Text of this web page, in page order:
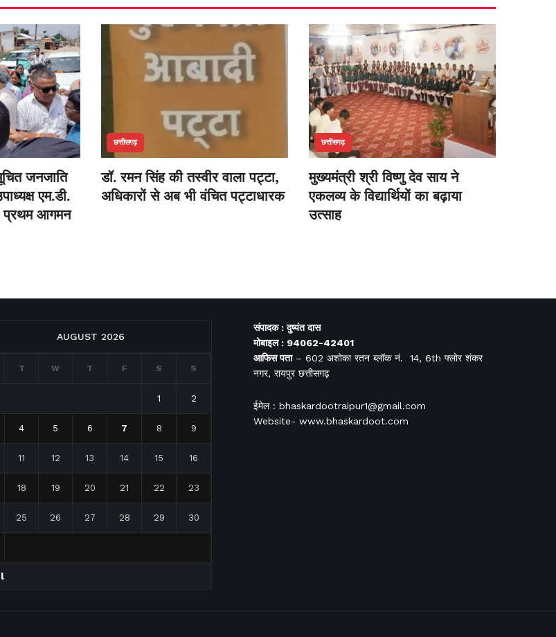
जनजाति
एम.डी.
प्रथम आगमन
छत्तीसगढ़
डॉ. रमन सिंह की तस्वीर वाला पट्टा,
अधिकारों से अब भी वंचित पट्टाधारक
छत्तीसगढ़
मुख्यमंत्री श्री विष्णु देव साय ने
एकलव्य के विद्यार्थियों का बढ़ाया
उत्साह
AUGUST 2026
T W T F S S
1 2
4 5 6 7 8 9
11 12 13 14 15 16
18 19 20 21 22 23
25 26 27 28 29 30
संपादक : दुष्यंत दास
मोबाइल : 94062-42401
आफिसपता– 602 अशोका रतन ब्लॉक नं. 14, 6th फ्लोर शंकर
नगर, रायपुर छत्तीसगढ़
ईमेल : bhaskardootraipur1@gmail.com
Website- www.bhaskardoot.com